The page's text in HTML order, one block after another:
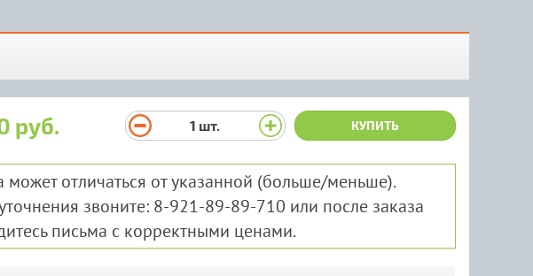
руб. 1 шт. КУПИТЬ
может отличаться от указанной (больше/меньше).
звоните: 8-921-89-89-710 или после заказа
письма с корректными ценами.